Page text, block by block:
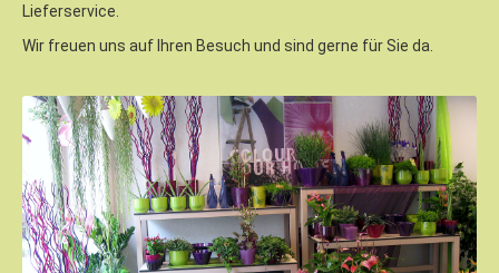
Lieferservice.
Wir freuen uns auf Ihren Besuch und sind gerne für Sie da.